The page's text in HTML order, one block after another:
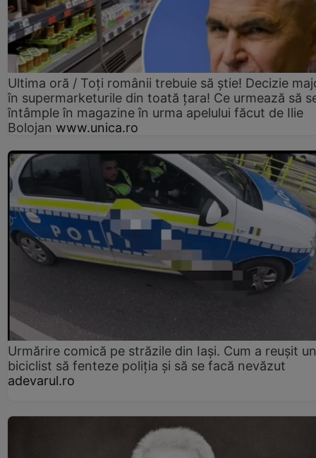
Ultima oră / Toți românii trebuie să știe! Decizie
în supermarketurile din toată țara! Ce urmează să
întâmple în magazine în urma apelului făcut de Ilie
Bolojan www.unica.ro
Urmărire comică pe străzile din Iași. Cum a reușit un
biciclist să fenteze poliția și să se facă nevăzut
adevarul.ro